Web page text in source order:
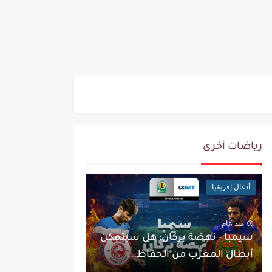
رياضات أخرى
أدغال إفريقيا
منذ عام
سيمبا - نهضة بركان: هل سيتمكن
أبطال المغرب من الحفاظ...